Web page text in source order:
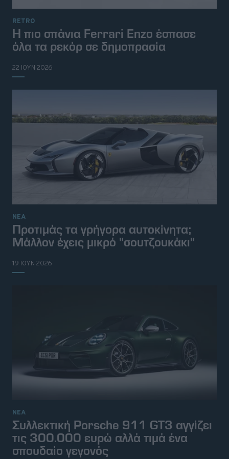
RETRO
Η πιο σπάνια Ferrari Enzo έσπασε
όλα τα ρεκόρ σε δημοπρασία
22 ΙΟΥΝ 2026
ΝΕΑ
Προτιμάς τα γρήγορα αυτοκίνητα;
Μάλλον έχεις μικρό "σουτζουκάκι"
19 ΙΟΥΝ 2026
ΝΕΑ
Συλλεκτική Porsche 911 GT3 αγγίζει
τις 300.000 ευρώ αλλά τιμά ένα
σπουδαίο γεγονός